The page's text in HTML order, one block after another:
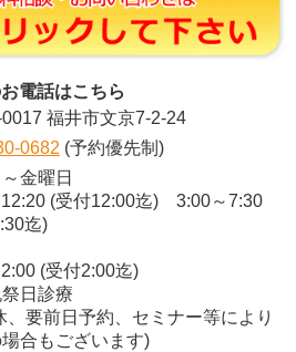
電話はこちら
福井市文京7-2-24
0682 (予約優先制)
金曜日
(受付12:00迄) 3:00～7:30
迄)
(受付2:00迄)
日診療
、要前日予約、セミナー等により
合もございます)